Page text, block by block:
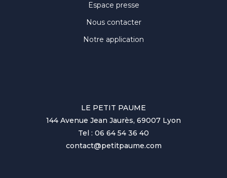
Espace presse
Nous contacter
Notre application
LE PETIT PAUME
144 Avenue Jean Jaurès, 69007 Lyon
Tel : 06 64 54 36 40
contact@petitpaume.com